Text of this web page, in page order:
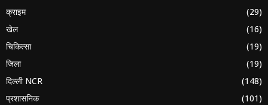
क्राइम
(29)
खेल
(16)
चिकित्सा
(19)
जिला
(19)
दिल्ली NCR
(148)
प्रशासनिक
(101)